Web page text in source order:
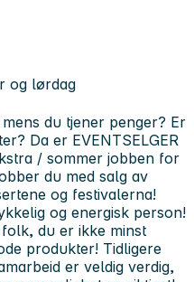
og lørdag
du tjener penger? Er
Da er EVENTSELGER
/ sommer jobben for
du med salg av
og festivalerna!
og energisk person!
du er ikke minst
produkter! Tidligere
er veldig verdig,